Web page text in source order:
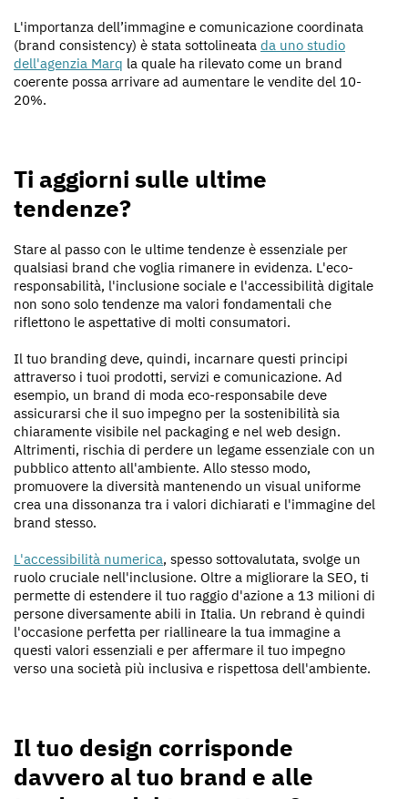
L'importanza dell’immagine e comunicazione coordinata
(brand consistency) è stata sottolineata da uno studio
dell'agenzia Marq la quale ha rilevato come un brand
coerente possa arrivare ad aumentare le vendite del 10-
20%.
Ti aggiorni sulle ultime
tendenze?
Stare al passo con le ultime tendenze è essenziale per
qualsiasi brand che voglia rimanere in evidenza. L'eco-
responsabilità, l'inclusione sociale e l'accessibilità digitale
non sono solo tendenze ma valori fondamentali che
riflettono le aspettative di molti consumatori.
Il tuo branding deve, quindi, incarnare questi principi
attraverso i tuoi prodotti, servizi e comunicazione. Ad
esempio, un brand di moda eco-responsabile deve
assicurarsi che il suo impegno per la sostenibilità sia
chiaramente visibile nel packaging e nel web design.
Altrimenti, rischia di perdere un legame essenziale con un
pubblico attento all'ambiente. Allo stesso modo,
promuovere la diversità mantenendo un visual uniforme
crea una dissonanza tra i valori dichiarati e l'immagine del
brand stesso.
L'accessibilità numerica, spesso sottovalutata, svolge un
ruolo cruciale nell'inclusione. Oltre a migliorare la SEO, ti
permette di estendere il tuo raggio d'azione a 13 milioni di
persone diversamente abili in Italia. Un rebrand è quindi
l'occasione perfetta per riallineare la tua immagine a
questi valori essenziali e per affermare il tuo impegno
verso una società più inclusiva e rispettosa dell'ambiente.
Il tuo design corrisponde
davvero al tuo brand e alle